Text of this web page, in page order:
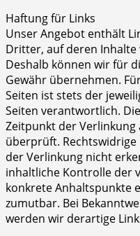
Haftung für Links
Unser Angebot enthält
Dritter, auf deren Inhalte
Deshalb können wir für
Gewähr übernehmen.
Seiten ist stets der
Seiten verantwortlich.
Zeitpunkt der
überprüft.
der Verlinkung nicht
inhaltliche Kontrolle der
konkrete Anhaltspunkte
zumutbar. Bei
werden wir derartige